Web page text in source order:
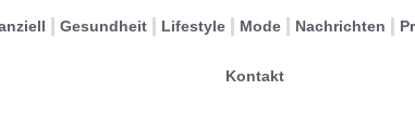
Gesundheit Lifestyle Mode Nachrichten
Kontakt